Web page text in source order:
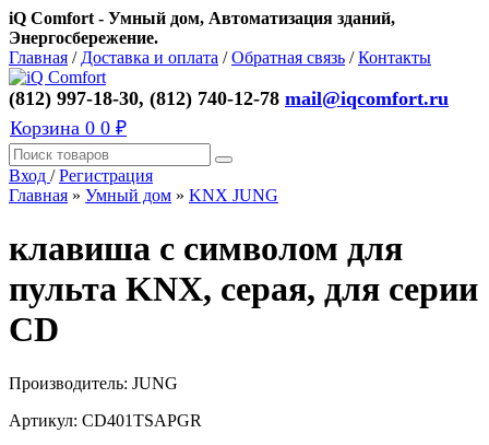
iQ Comfort - Умный дом, Автоматизация зданий,
Энергосбережение.
Главная / Доставка и оплата /Обратная связь /Контакты
(812) 997-18-30, (812) 740-12-78 mail@iqcomfort.ru
Корзина 0 0 ₽
Вход /Регистрация
Главная » Умный дом » KNX JUNG
клавиша с символом для
пульта KNX, серая, для серии
CD
Производитель: JUNG
Артикул: CD401TSAPGR